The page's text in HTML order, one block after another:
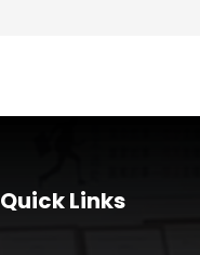
Quick Links